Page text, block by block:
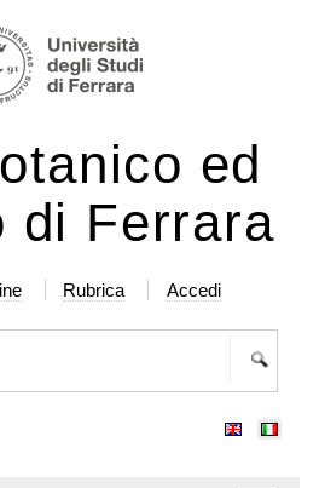
ed
di Ferrara
Rubrica Accedi